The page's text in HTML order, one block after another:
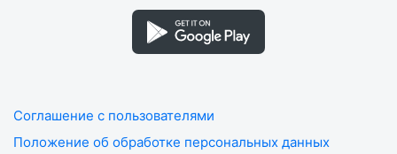
Соглашение с пользователями
Положение об обработке персональных данных